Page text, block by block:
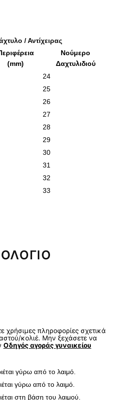
/ Αντίχειρας
(mm)
Νούμερο
Δαχτυλιδιού
24
25
26
27
28
29
30
31
32
33
χρήσιμες πληροφορίες σχετικά
κολιέ. Μην ξεχάσετε να
Οδηγός αγοράς γυναικείου
γύρω από το λαιμό.
γύρω από το λαιμό.
στη βάση του λαιμού.